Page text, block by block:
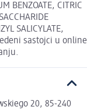
BENZOATE, CITRIC
SALICYLATE,
sastojci u online
20, 85-240